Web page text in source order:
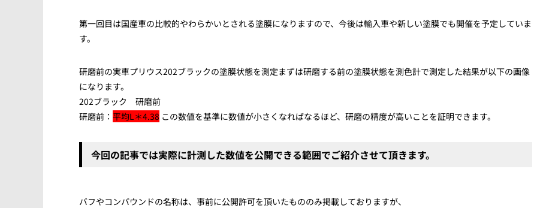
第一回目は国産車の比較的やわらかいとされる塗膜になりますので、今後は輸入車や新しい塗膜でも開催を予定していま
す。
研磨前の実車プリウス202ブラックの塗膜状態を測定まずは研磨する前の塗膜状態を測色計で測定した結果が以下の画像
になります。
202ブラック 研磨前
研磨前： 平均L＊4.38 この数値を基準に数値が小さくなればなるほど、研磨の精度が高いことを証明できます。
今回の記事では実際に計測した数値を公開できる範囲でご紹介させて頂きます。
バフやコンパウンドの名称は、事前に公開許可を頂いたもののみ掲載しておりますが、